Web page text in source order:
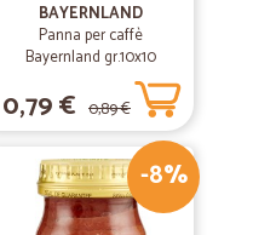
BAYERNLAND
Panna per caffè
Bayernland gr.10x10
0,79 € 0,89 €
-8%